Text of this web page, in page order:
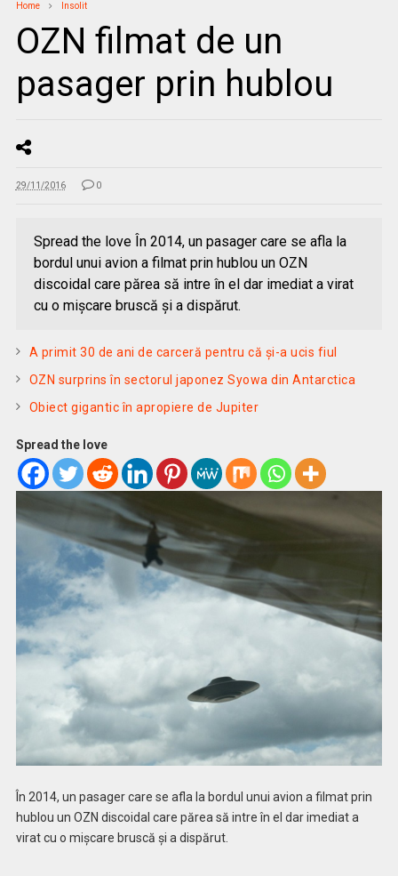
Home Insolit
OZN filmat de un
pasager prin hublou
29/11/2016 0
Spread the love În 2014, un pasager care se afla la
bordul unui avion a filmat prin hublou un OZN
discoidal care părea să intre în el dar imediat a virat
cu o mişcare bruscă şi a dispărut.
A primit 30 de ani de carceră pentru că şi-a ucis fiul
OZN surprins în sectorul japonez Syowa din Antarctica
Obiect gigantic în apropiere de Jupiter
Spread the love
În 2014, un pasager care se afla la bordul unui avion a filmat prin
hublou un OZN discoidal care părea să intre în el dar imediat a
virat cu o mişcare bruscă şi a dispărut.